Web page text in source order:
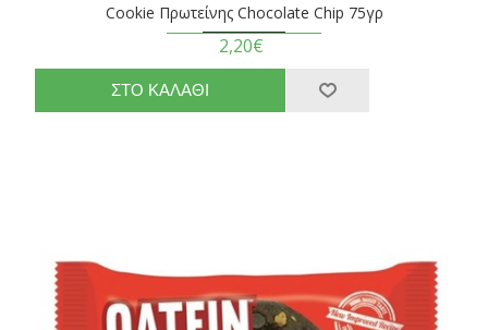
Cookie Πρωτείνης Chocolate Chip 75γρ
2,20€